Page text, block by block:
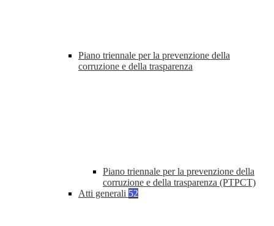
Piano triennale per la prevenzione della
corruzione e della trasparenza
Piano triennale per la prevenzione della
corruzione e della trasparenza (PTPCT)
Atti generali 52